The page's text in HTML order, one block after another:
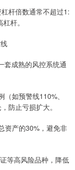
杆倍数通常不超过1:
杆。
套成熟的风控系统通
如预警线110%、
防止亏损扩大。
资产的30%，避免非
等高风险品种，降低